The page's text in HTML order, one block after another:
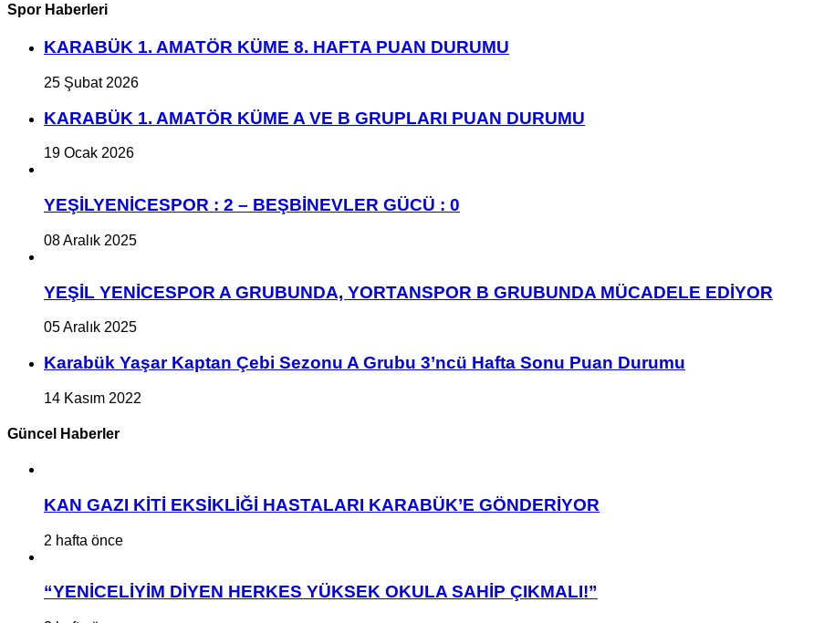
Spor Haberleri
KARABÜK 1. AMATÖR KÜME 8. HAFTA PUAN DURUMU
25 Şubat 2026
KARABÜK 1. AMATÖR KÜME A VE B GRUPLARI PUAN DURUMU
19 Ocak 2026
YEŞİLYENİCESPOR : 2 – BEŞBİNEVLER GÜCÜ : 0
08 Aralık 2025
YEŞİL YENİCESPOR A GRUBUNDA, YORTANSPOR B GRUBUNDA MÜCADELE EDİYOR
05 Aralık 2025
Karabük Yaşar Kaptan Çebi Sezonu A Grubu 3’ncü Hafta Sonu Puan Durumu
14 Kasım 2022
Güncel Haberler
KAN GAZI KİTİ EKSİKLİĞİ HASTALARI KARABÜK’E GÖNDERİYOR
2 hafta önce
“YENİCELİYİM DİYEN HERKES YÜKSEK OKULA SAHİP ÇIKMALI!”